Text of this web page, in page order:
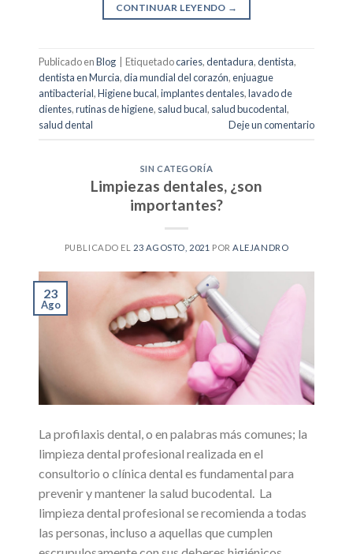
CONTINUAR LEYENDO →
Publicado enBlog Etiquetadocaries,dentadura,dentista,
dentista en Murcia,dia mundial del corazón,enjuague
antibacterial,Higiene bucal,implantes dentales,lavado de
dientes,rutinas de higiene, salud bucal, salud bucodental,
salud dental
Deje un comentario
SIN CATEGORÍA
Limpiezas dentales, ¿son
importantes?
PUBLICADO EL 23 AGOSTO, 2021 PORALEJANDRO
23
Ago
La profilaxis dental, o en palabras más comunes; la
limpieza dental profesional realizada en el
consultorio o clínica dental es fundamental para
prevenir y mantener la salud bucodental. La
limpieza dental profesional se recomienda a todas
las personas, incluso a aquellas que cumplen